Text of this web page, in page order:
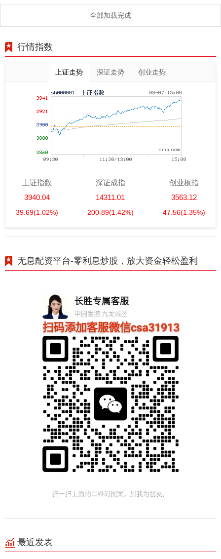
全部加载完成
行情指数
上证走势 深证走势 创业走势
上证指数
3940.04
39.69(1.02%)
深证成指
14311.01
200.89(1.42%)
创业板指
3563.12
47.56(1.35%)
无息配资平台-零利息炒股，放大资金轻松盈利
最近发表